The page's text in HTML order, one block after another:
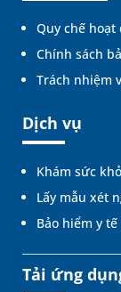
Quy chế hoạt
Chính sách
Trách nhiệm
Dịch vụ
Khám sức
Lấy mẫu xét
Bảo hiểm y tế
Tải ứng